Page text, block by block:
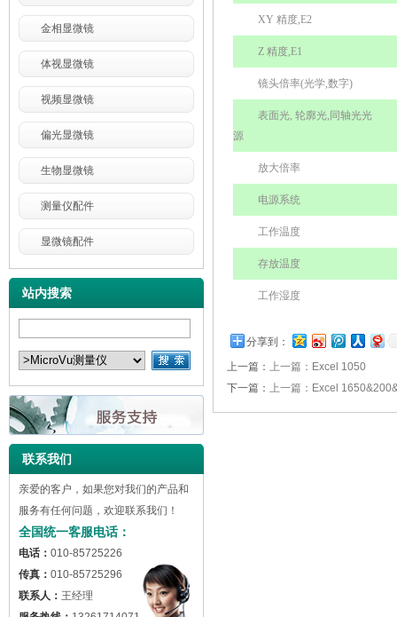
金相显微镜
体视显微镜
视频显微镜
偏光显微镜
生物显微镜
测量仪配件
显微镜配件
站内搜索
联系我们
亲爱的客户，如果您对我们的产品和
服务有任何问题，欢迎联系我们！
全国统一客服电话：
电话： 010-85725226
传真： 010-85725296
联系人： 王经理
XY 精度 ,E2
Z 精度 ,E1
镜头倍率(光学 ,数字)
表面光 ,轮廓光 同轴光光
源
放大倍率
电源系统
工作温度
存放温度
工作湿度
分享到：
上一篇： 上一篇：Excel 1050
下一篇： 上一篇：Excel